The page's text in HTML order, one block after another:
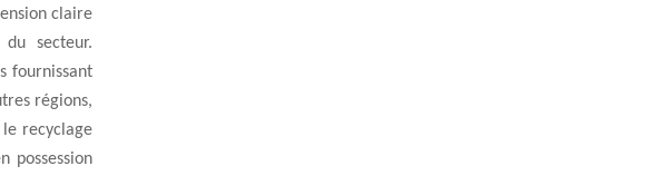
claire
secteur.
fournissant
régions,
recyclage
possession